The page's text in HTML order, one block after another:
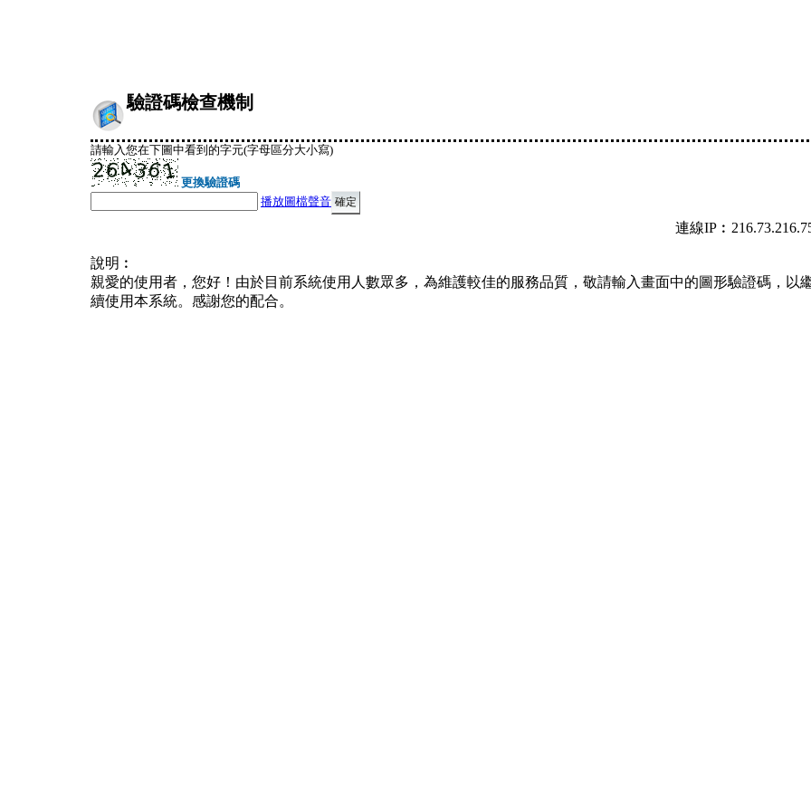
驗證碼檢查機制
請輸入您在下圖中看到的字元(字母區分大小寫)
更換驗證碼
播放圖檔聲音
連線
說明︰
親愛的使用者，您好！由於目前系統使用人數眾多，為維護較佳的服務品質，敬請輸入畫面中的圖形驗證碼，以
續使用本系統。感謝您的配合。